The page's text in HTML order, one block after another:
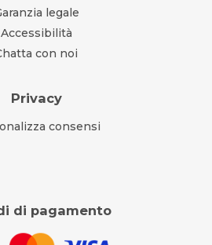
legale
Accessibilità
con noi
Privacy
consensi
di pagamento